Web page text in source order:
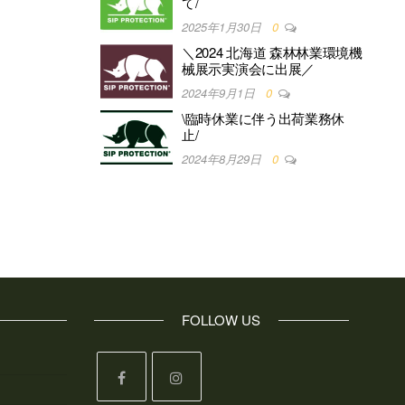
2025年1月30日 0
＼2024 北海道 森林林業環境機
械展示実演会に出展／
2024年9月1日 0
\臨時休業に伴う出荷業務休
止/
2024年8月29日 0
FOLLOW US